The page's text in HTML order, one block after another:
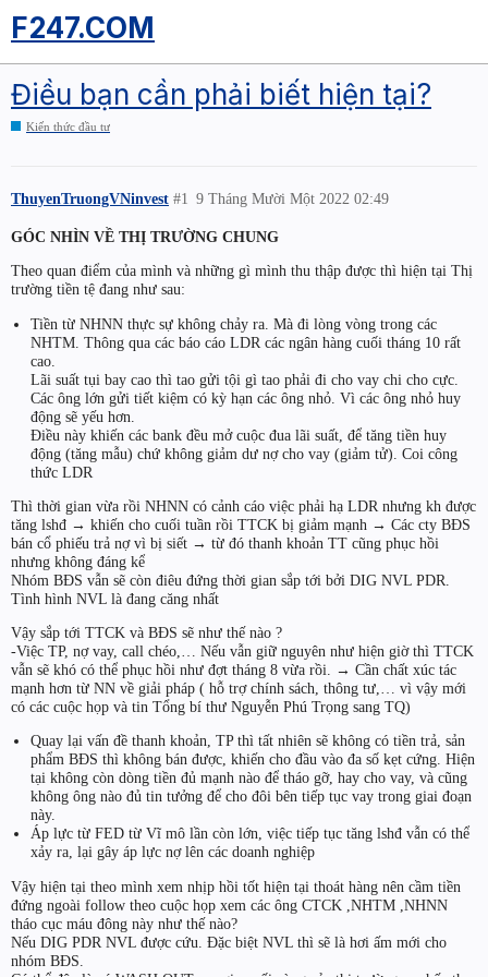
F247.COM
Điều bạn cần phải biết hiện tại?
Kiến thức đầu tư
ThuyenTruongVNinvest 9 Tháng Mười Một 2022 02:49
#1
GÓC NHÌN VỀ THỊ TRƯỜNG CHUNG
Theo quan điểm của mình và những gì mình thu thập được thì hiện tại Thị
trường tiền tệ đang như sau:
Tiền từ NHNN thực sự không chảy ra. Mà đi lòng vòng trong các
NHTM. Thông qua các báo cáo LDR các ngân hàng cuối tháng 10 rất
cao.
Lãi suất tụi bay cao thì tao gửi tội gì tao phải đi cho vay chi cho cực.
Các ông lớn gửi tiết kiệm có kỳ hạn các ông nhỏ. Vì các ông nhỏ huy
động sẽ yếu hơn.
Điều này khiến các bank đều mở cuộc đua lãi suất, để tăng tiền huy
động (tăng mẫu) chứ không giảm dư nợ cho vay (giảm tử). Coi công
thức LDR
Thì thời gian vừa rồi NHNN có cảnh cáo việc phải hạ LDR nhưng kh được
tăng lshđ → khiến cho cuối tuần rồi TTCK bị giảm mạnh → Các cty BĐS
bán cổ phiếu trả nợ vì bị siết → từ đó thanh khoản TT cũng phục hồi
nhưng không đáng kể
Nhóm BĐS vẫn sẽ còn điêu đứng thời gian sắp tới bởi DIG NVL PDR.
Tình hình NVL là đang căng nhất
Vậy sắp tới TTCK và BĐS sẽ như thế nào ?
-Việc TP, nợ vay, call chéo,… Nếu vẫn giữ nguyên như hiện giờ thì TTCK
vẫn sẽ khó có thể phục hồi như đợt tháng 8 vừa rồi. → Cần chất xúc tác
mạnh hơn từ NN về giải pháp ( hỗ trợ chính sách, thông tư,… vì vậy mới
có các cuộc họp và tin Tổng bí thư Nguyễn Phú Trọng sang TQ)
Quay lại vấn đề thanh khoản, TP thì tất nhiên sẽ không có tiền trả, sản
phẩm BĐS thì không bán được, khiến cho đầu vào đa số kẹt cứng. Hiện
tại không còn dòng tiền đủ mạnh nào để tháo gỡ, hay cho vay, và cũng
không ông nào đủ tin tưởng để cho đôi bên tiếp tục vay trong giai đoạn
này.
Áp lực từ FED từ Vĩ mô lần còn lớn, việc tiếp tục tăng lshđ vẫn có thể
xảy ra, lại gây áp lực nợ lên các doanh nghiệp
Vậy hiện tại theo mình xem nhịp hồi tốt hiện tại thoát hàng nên cầm tiền
đứng ngoài follow theo cuộc họp xem các ông CTCK ,NHTM ,NHNN
tháo cục máu đông này như thế nào?
Nếu DIG PDR NVL được cứu. Đặc biệt NVL thì sẽ là hơi ấm mới cho
nhóm BĐS.